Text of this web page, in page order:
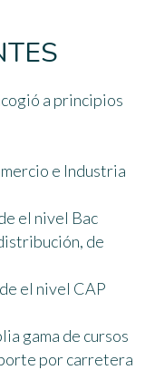
a principios
e Industria
el nivel Bac
de
el nivel CAP
gama de cursos
por carretera